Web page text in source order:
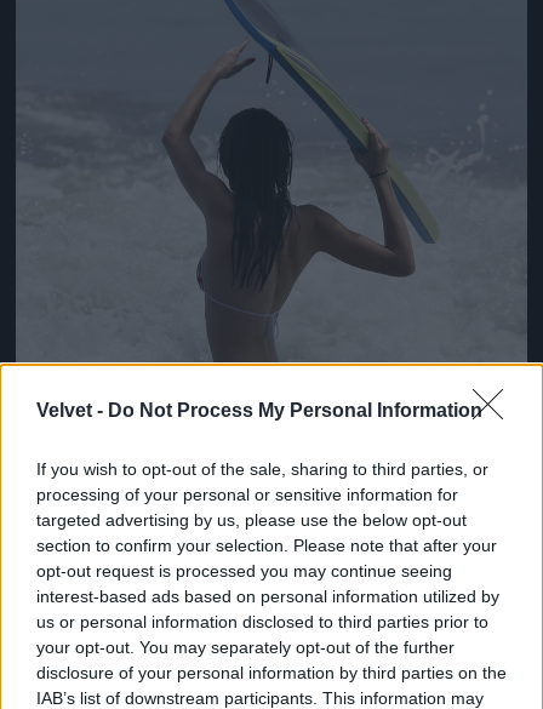
Velvet - Do Not Process My Personal Information
If you wish to opt-out of the sale, sharing to third parties, or
processing of your personal or sensitive information for
targeted advertising by us, please use the below opt-out
section to confirm your selection. Please note that after your
opt-out request is processed you may continue seeing
interest-based ads based on personal information utilized by
us or personal information disclosed to third parties prior to
your opt-out. You may separately opt-out of the further
disclosure of your personal information by third parties on the
IAB’s list of downstream participants. This information may
Kendall Jenner a Kardashian-klánból
Fotó: Xposurephotos.com / Northfoto #10